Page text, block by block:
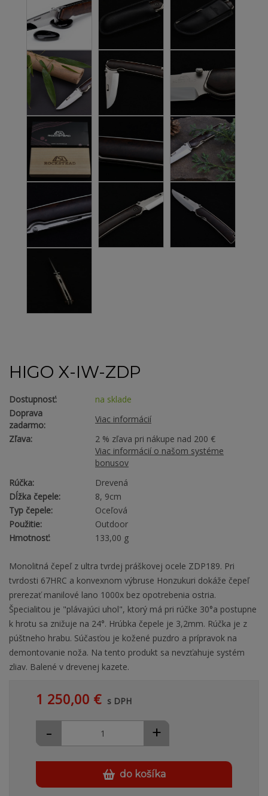
HIGO X-IW-ZDP
Dostupnosť:
na sklade
Doprava
zadarmo:
Viac informácií
Zľava:
2 % zľava pri nákupe nad 200 €
Viac informácií o našom systéme
bonusov
Rúčka:
Drevená
Dĺžka čepele:
8, 9cm
Typ čepele:
Oceľová
Použitie:
Outdoor
Hmotnosť:
133,00 g
Monolitná čepeľ z ultra tvrdej práškovej ocele ZDP189. Pri
tvrdosti 67HRC a konvexnom výbruse Honzukuri dokáže čepeľ
prerezať manilové lano 1000x bez opotrebenia ostria.
Špecialitou je "plávajúci uhol", ktorý má pri rúčke 30°a postupne
k hrotu sa znižuje na 24°. Hrúbka čepele je 3,2mm. Rúčka je z
púštneho hrabu. Súčasťou je kožené puzdro a prípravok na
demontovanie noža. Na tento produkt sa nevzťahuje systém
zliav. Balené v drevenej kazete.
1 250,00 € s DPH
+
-
do košíka